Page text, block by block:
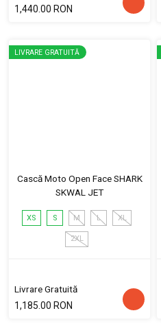
1,440.00 RON
LIVRARE GRATUITĂ
Cască Moto Open Face SHARK
SKWAL JET
XS S M L XL
2XL
Livrare Gratuită
1,185.00 RON